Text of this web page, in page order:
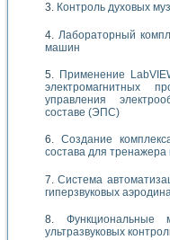
Контроль духовых
Лабораторный
машин
Применение
электромагнитных
управления
составе (ЭПС)
Создание
состава для
Система
гиперзвуковых
ультразвуковых